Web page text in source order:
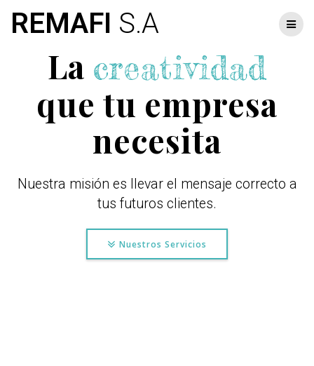
content
REMAFI S.A
La creatividad
que tu empresa
necesita
Nuestra misión es llevar el mensaje correcto a
tus futuros clientes.
Nuestros Servicios